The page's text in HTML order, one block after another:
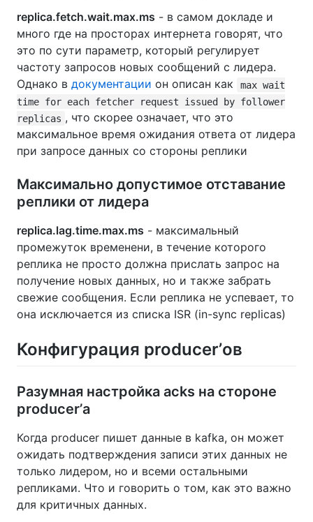
replica.fetch.wait.max.ms - в самом докладе и
много где на просторах интернета говорят, что
это по сути параметр, который регулирует
частоту запросов новых сообщений с лидера.
Однако в документации он описан как
max wait
time for each fetcher request issued by follower
replicas , что скорее означает, что это
максимальное время ожидания ответа от лидера
при запросе данных со стороны реплики
Максимально допустимое отставание
реплики от лидера
replica.lag.time.max.ms - максимальный
промежуток временени, в течение которого
реплика не просто должна прислать запрос на
получение новых данных, но и также забрать
свежие сообщения. Если реплика не успевает, то
она исключается из списка ISR (in-sync replicas)
Конфигурация producer’ов
Разумная настройка acks на стороне
producer’а
Когда producer пишет данные в kafka, он может
ожидать подтверждения записи этих данных не
только лидером, но и всеми остальными
репликами. Что и говорить о том, как это важно
для критичных данных.